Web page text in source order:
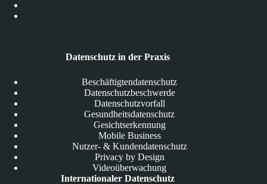
Datenschutz in der Praxis
Beschäftigtendatenschutz
Datenschutzbeschwerde
Datenschutzvorfall
Gesundheitsdatenschutz
Gesichtserkennung
Mobile Business
Nutzer- & Kundendatenschutz
Privacy by Design
Videoüberwachung
Internationaler Datenschutz